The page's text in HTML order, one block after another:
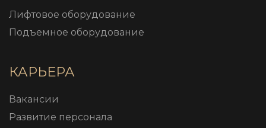
Лифтовое оборудование
Подъемное оборудование
КАРЬЕРА
Вакансии
Развитие персонала